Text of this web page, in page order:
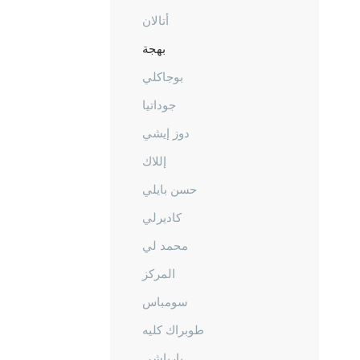
أتالان
بهجة
بوجاكلي
جوداتيا
دوز إيشي
إللاك
حسن بايلي
كاديرلي
محمد لي
المركز
سومباس
طوبراك كليه